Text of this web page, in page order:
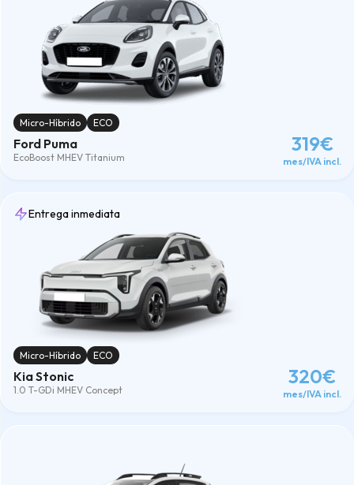
Micro-Híbrido ECO
Ford Puma
EcoBoost MHEV Titanium
319€
mes/IVA incl.
Entrega inmediata
Micro-Híbrido ECO
Kia Stonic
1.0 T-GDi MHEV Concept
320€
mes/IVA incl.